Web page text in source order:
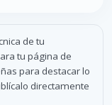
de tu
tu página de
para destacar lo
directamente